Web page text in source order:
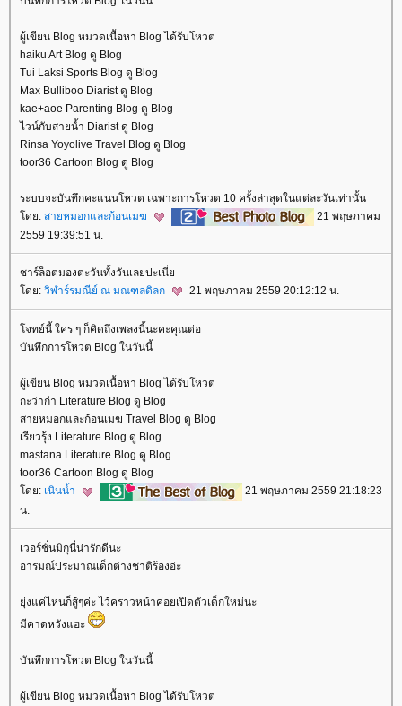
ผู้เขียน Blog หมวดเนื้อหา Blog ได้รับโหวต
haiku Art Blog ดู Blog
Tui Laksi Sports Blog ดู Blog
Max Bulliboo Diarist ดู Blog
kae+aoe Parenting Blog ดู Blog
ไวน์กับสายน้ำ Diarist ดู Blog
Rinsa Yoyolive Travel Blog ดู Blog
toor36 Cartoon Blog ดู Blog
ระบบจะบันทึกคะแนนโหวต เฉพาะการโหวต 10 ครั้งล่าสุดในแต่ละวันเท่านั้น
ดย: สายหมอกและก้อนเมฆ
21 พฤษภาคม
2559 19:39:51 น.
ชาร์ล็อตมองตะวันทั้งวันเลยปะเนี่
ดย: วิฬาร์รมณีย์ ณ มณฑลดิลก 21 พฤษภาคม 2559 20:12:12 น.
จทย์นี้ ใคร ๆ ก็คิดถึงเพลงนี้นะคะคุณต่อ
บันทึกการโหวต Blog ในวันนี้
ผู้เขียน Blog หมวดเนื้อหา Blog ได้รับโหวต
กะว่าก๋า Literature Blog ดู Blog
สายหมอกและก้อนเมฆ Travel Blog ดู Blog
เรียวรุ้ง Literature Blog ดู Blog
mastana Literature Blog ดู Blog
toor36 Cartoon Blog ดู Blog
ดย: เนินน้ำ
21 พฤษภาคม 2559 21:18:23
น.
เวอร์ชั่นมิกุนี่น่ารักดีนะ
อารมณ์ประมาณเด็กต่างชาติร้องอ่ะ
ุ่งแค่ไหนก็สู้ๆค่ะ ไว้คราวหน้าค่อยเปิดตัวเด็กใหม่นะ
มีคาดหวังแฮะ
บันทึกการโหวต Blog ในวันนี้
ผู้เขียน Blog หมวดเนื้อหา Blog ได้รับโหวต